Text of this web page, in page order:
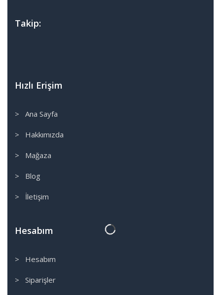
Takip:
Hızlı Erişim
> Ana Sayfa
> Hakkımızda
> Mağaza
> Blog
> İletişim
Hesabım
> Hesabım
> Siparişler